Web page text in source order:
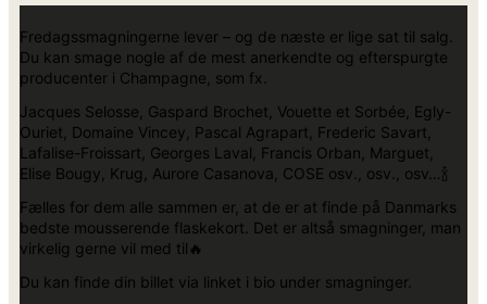
Fredagssmagningerne lever – og de næste er lige sat til salg.
Du kan smage nogle af de mest anerkendte og efterspurgte
producenter i Champagne, som fx.
Jacques Selosse, Gaspard Brochet, Vouette et Sorbée, Egly-
Ouriet, Domaine Vincey, Pascal Agrapart, Frederic Savart,
Lafalise-Froissart, Georges Laval, Francis Orban, Marguet,
Elise Bougy, Krug, Aurore Casanova, COSE osv., osv., osv…🍾
Fælles for dem alle sammen er, at de er at finde på Danmarks
bedste mousserende flaskekort. Det er altså smagninger, man
virkelig gerne vil med til🔥
Du kan finde din billet via linket i bio under smagninger.